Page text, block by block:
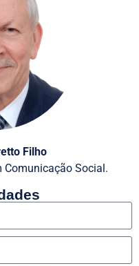
Filho
Comunicação Social.